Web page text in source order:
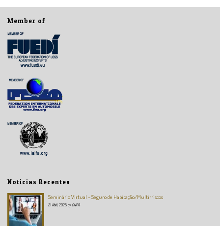
Member of
Notícias Recentes
Seminário Virtual – Seguro de Habitação/Multirriscos
21 Abril, 2026 by CNPR